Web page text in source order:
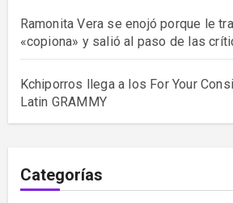
Ramonita Vera se enojó porque le
«copiona» y salió al paso de las
Kchiporros llega a los For Your
Latin GRAMMY
Categorías